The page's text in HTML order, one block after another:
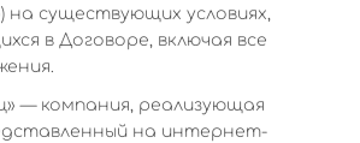
на существующих условиях,
в Договоре, включая все
— компания, реализующая
на интернет-